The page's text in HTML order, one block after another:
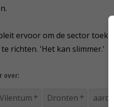
ervoor om de sector
richten. 'Het kan slimmer.'
over:
Vilentum Dronten